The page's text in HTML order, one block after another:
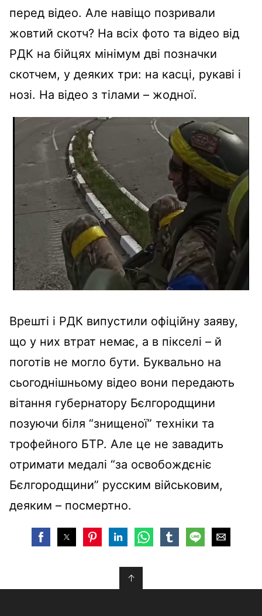
перед відео. Але навіщо позривали
жовтий скотч? На всіх фото та відео від
РДК на бійцях мінімум дві позначки
скотчем, у деяких три: на касці, рукаві і
нозі. На відео з тілами – жодної.
Врешті і РДК випустили офіційну заяву,
що у них втрат немає, а в пікселі – й
поготів не могло бути. Буквально на
сьогоднішньому відео вони передають
вітання губернатору Бєлгородщини
позуючи біля “знищеної” техніки та
трофейного БТР. Але це не завадить
отримати медалі “за освобождєніє
Бєлгородщини” русским військовим,
деяким – посмертно.
↑